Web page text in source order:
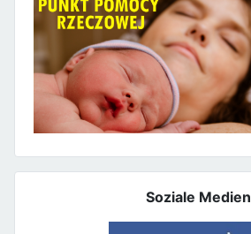
Soziale Medien